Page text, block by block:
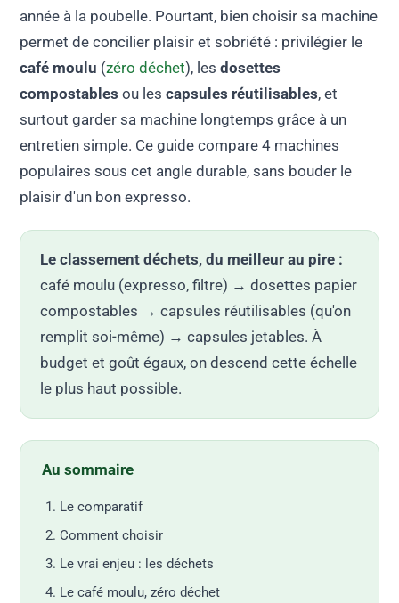
année à la poubelle. Pourtant, bien choisir sa machine
permet de concilier plaisir et sobriété : privilégier le
café moulu (zéro déchet), lesdosettes
compostables ou lescapsules réutilisables, et
surtout garder sa machine longtemps grâce à un
entretien simple. Ce guide compare 4 machines
populaires sous cet angle durable, sans bouder le
plaisir d'un bon expresso.
Le classement déchets, du meilleur au pire :
café moulu (expresso, filtre) → dosettes papier
compostables → capsules réutilisables (qu'on
remplit soi-même) → capsules jetables. À
budget et goût égaux, on descend cette échelle
le plus haut possible.
Au sommaire
Le comparatif
Comment choisir
Le vrai enjeu : les déchets
Le café moulu, zéro déchet